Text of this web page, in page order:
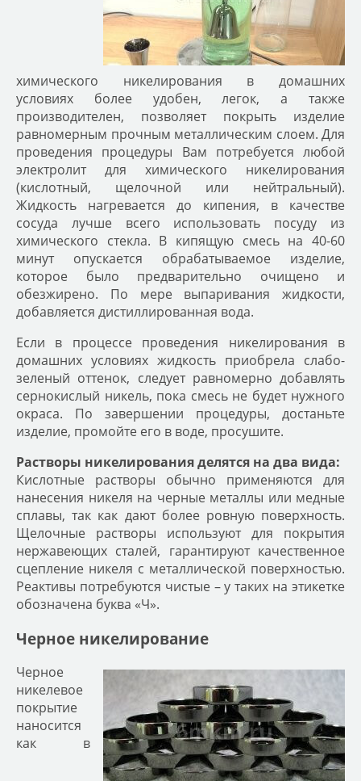
химического никелирования в домашних
условиях более удобен, легок, а также
производителен, позволяет покрыть изделие
равномерным прочным металлическим слоем. Для
проведения процедуры Вам потребуется любой
электролит для химического никелирования
(кислотный, щелочной или нейтральный).
Жидкость нагревается до кипения, в качестве
сосуда лучше всего использовать посуду из
химического стекла. В кипящую смесь на 40-60
минут опускается обрабатываемое изделие,
которое было предварительно очищено и
обезжирено. По мере выпаривания жидкости,
добавляется дистиллированная вода.
Если в процессе проведения никелирования в
домашних условиях жидкость приобрела слабо-
зеленый оттенок, следует равномерно добавлять
сернокислый никель, пока смесь не будет нужного
окраса. По завершении процедуры, достаньте
изделие, промойте его в воде, просушите.
Растворы никелирования делятся на два вида:
Кислотные растворы обычно применяются для
нанесения никеля на черные металлы или медные
сплавы, так как дают более ровную поверхность.
Щелочные растворы используют для покрытия
нержавеющих сталей, гарантируют качественное
сцепление никеля с металлической поверхностью.
Реактивы потребуются чистые – у таких на этикетке
обозначена буква «Ч».
Черное никелирование
Черное
никелевое
покрытие
наносится
как в